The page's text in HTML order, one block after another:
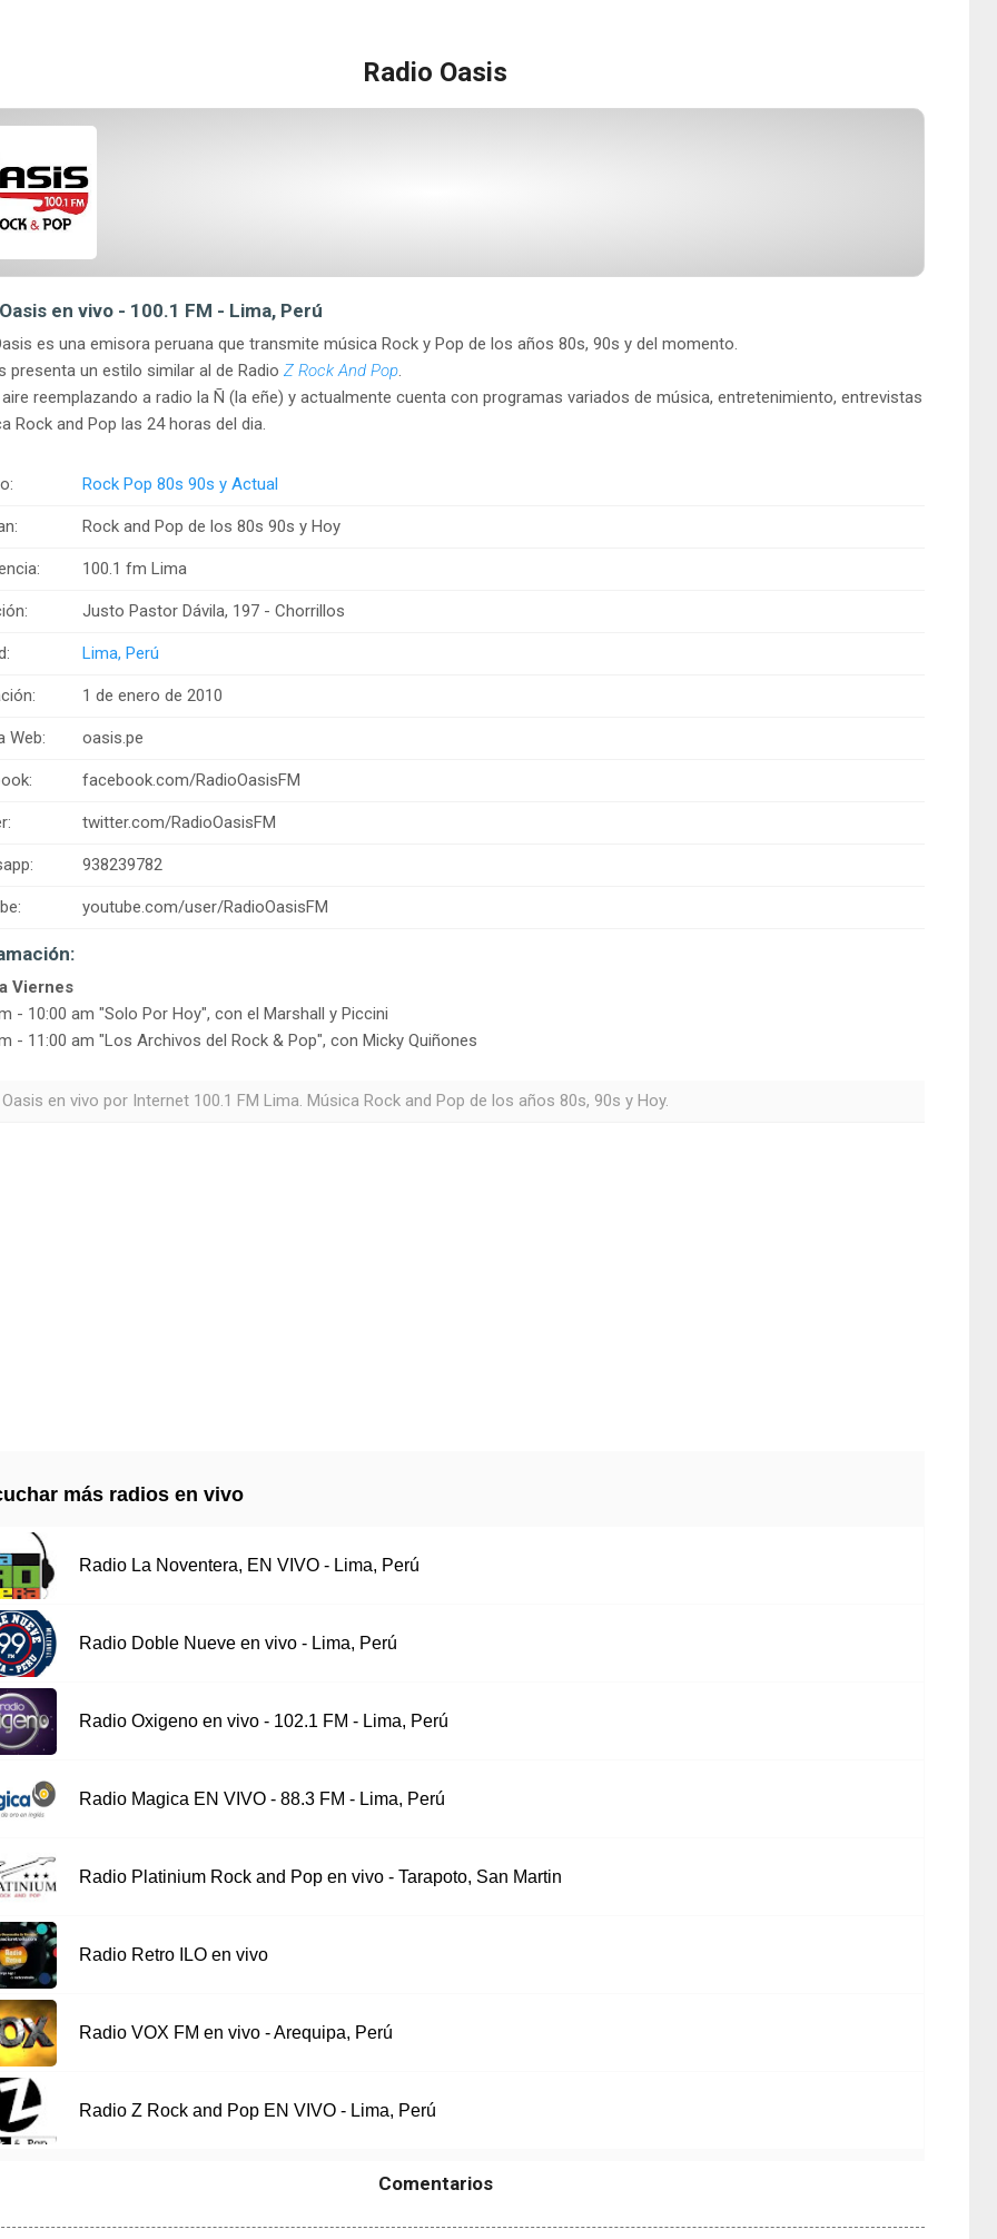
Radio Oasis
en vivo - 100.1 FM - Lima, Perú
es una emisora peruana que transmite música Rock y Pop de los años 80s, 90s y del momento.
presenta un estilo similar al de Radio Z Rock And Pop.
reemplazando a radio la Ñ (la eñe) y actualmente cuenta con programas variados de música, entretenimiento, entrevistas
Rock and Pop las 24 horas del dia.
Rock Pop 80s 90s y Actual
Rock and Pop de los 80s 90s y Hoy
100.1 fm Lima
Justo Pastor Dávila, 197 - Chorrillos
Lima, Perú
1 de enero de 2010
Web: oasis.pe
facebook.com/RadioOasisFM
twitter.com/RadioOasisFM
938239782
youtube.com/user/RadioOasisFM
Viernes
- 10:00 am "Solo Por Hoy", con el Marshall y Piccini
- 11:00 am "Los Archivos del Rock & Pop", con Micky Quiñones
en vivo por Internet 100.1 FM Lima. Música Rock and Pop de los años 80s, 90s y Hoy.
más radios en vivo
Radio La Noventera, EN VIVO - Lima, Perú
Radio Doble Nueve en vivo - Lima, Perú
Radio Oxigeno en vivo - 102.1 FM - Lima, Perú
Radio Magica EN VIVO - 88.3 FM - Lima, Perú
Radio Platinium Rock and Pop en vivo - Tarapoto, San Martin
Radio Retro ILO en vivo
Radio VOX FM en vivo - Arequipa, Perú
Radio Z Rock and Pop EN VIVO - Lima, Perú
Comentarios